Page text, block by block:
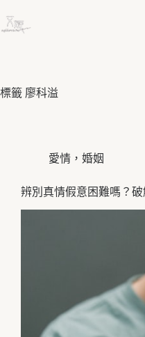
至
容
標籤 廖科溢
愛情，婚姻
辨別真情假意困難嗎？